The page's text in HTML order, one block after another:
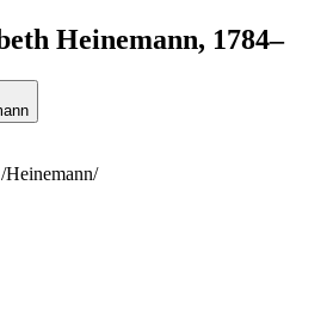
Heinemann, 1784–
Heinemann/